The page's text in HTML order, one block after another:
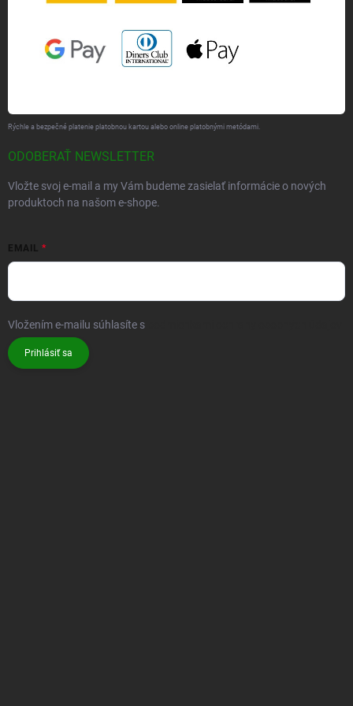
Rýchle a bezpečné platenie platobnou kartou alebo online platobnými metódami.
ODOBERAŤ NEWSLETTER
Vložte svoj e-mail a my Vám budeme zasielať informácie o nových
produktoch na našom e-shope.
EMAIL
Vložením e-mailu súhlasíte s
Prihlásiť sa